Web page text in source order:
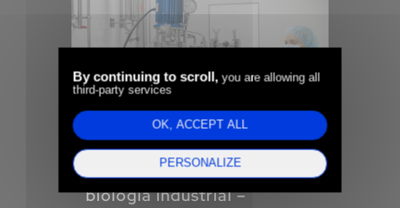
Grupo internacional de
biología industrial –
By continuing to scroll, you are allowing all
third-party services
OK, ACCEPT ALL
PERSONALIZE